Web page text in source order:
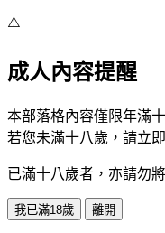
⚠️
成人內容提醒
本部落格內容僅限年滿
若您未滿十八歲，請立
已滿十八歲者，亦請勿
我已滿18歲 離開